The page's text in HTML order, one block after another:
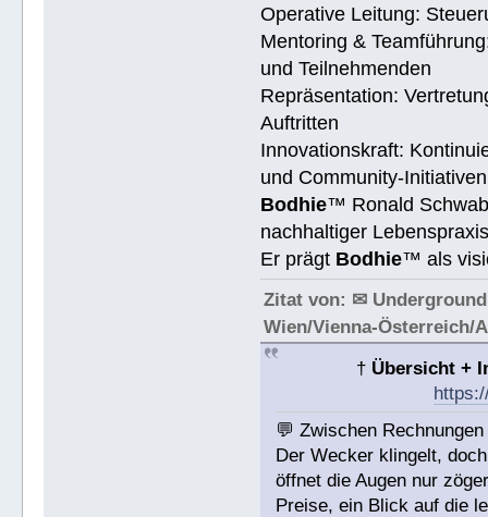
Operative Leitung:
Mentoring &
und Teilnehmenden
Repräsentation:
Auftritten
Innovationskraft:
und Community-Initiativen
Bodhie™ Ronald
nachhaltiger
Er prägt Bodhie™ als
Zitat von: ✉
Wien/Vienna-
† Übersicht +
💬 Zwischen
Der Wecker klingelt,
öffnet die Augen nur
Preise, ein Blick auf die